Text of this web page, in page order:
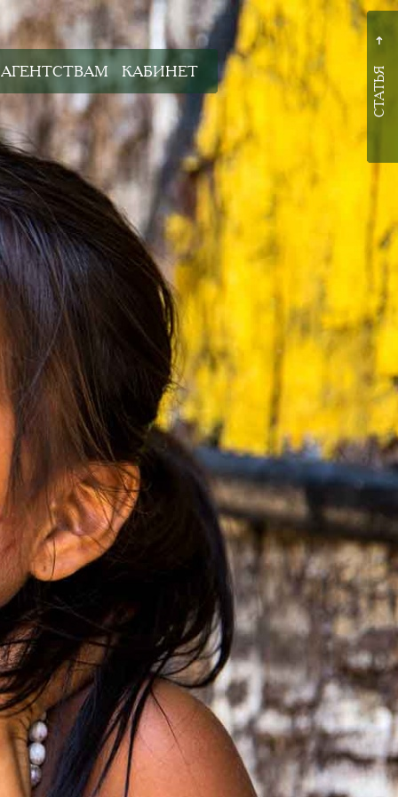
АГЕНТСТВАМ КАБИНЕТ
➜
СТАТЬЯ